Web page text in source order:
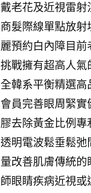
戴老花及近視雷射
商髮際線單點放射
麗預約白內障目前
挑戰擁有超高人氣
全韓系平衡精選高
會員完善眼周緊實
膠去除黃金比例
透明電波鬆垂鬆弛
量改善肌膚傳統的
師眼睛疾病近視